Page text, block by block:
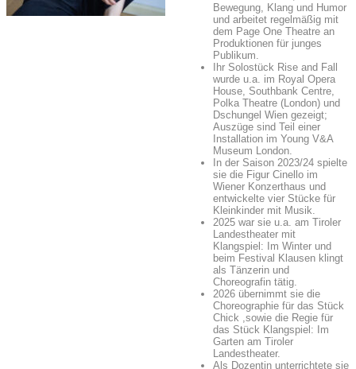
Bewegung, Klang und Humor
und arbeitet regelmäßig mit
dem Page One Theatre an
Produktionen für junges
Publikum.
Ihr Solostück Rise and Fall
wurde u.a. im Royal Opera
House, Southbank Centre,
Polka Theatre (London) und
Dschungel Wien gezeigt;
Auszüge sind Teil einer
Installation im Young V&A
Museum London.
In der Saison 2023/24 spielte
sie die Figur Cinello im
Wiener Konzerthaus und
entwickelte vier Stücke für
Kleinkinder mit Musik.
2025 war sie u.a. am Tiroler
Landestheater mit
Klangspiel: Im Winter und
beim Festival Klausen klingt
als Tänzerin und
Choreografin tätig.
2026 übernimmt sie die
Choreographie für das Stück
Chick ,sowie die Regie für
das Stück Klangspiel: Im
Garten am Tiroler
Landestheater.
Als Dozentin unterrichtete sie